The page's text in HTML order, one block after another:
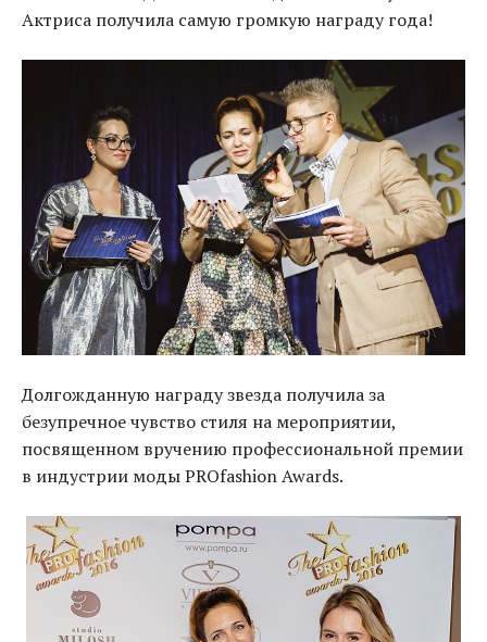
Актриса получила самую громкую награду года!
Долгожданную награду звезда получила за
безупречное чувство стиля на мероприятии,
посвященном вручению профессиональной премии
в индустрии моды PROfashion Awards.